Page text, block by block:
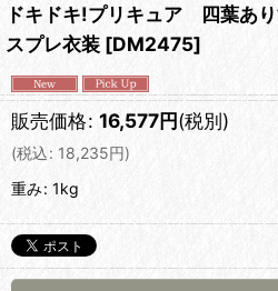
ドキドキ!プリキュア 四葉あ
スプレ衣装 [DM2475]
販売価格: 16,577円(税別)
(税込: 18,235円)
重み: 1kg